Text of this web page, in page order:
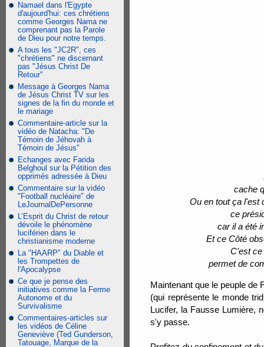
Namael dans l'Egypte
d'aujourd'hui: ces chrétiens
comme Georges Nama ne
comprenant pas la Parole
de Dieu pour notre temps.
A tous les "JC2R", ces
"chrétiens" ne discernant
pas "Jésus Christ De
Retour"
Message à Georges Nama
de Jésus Christ TV sur les
signes de la fin du monde et
le mariage
Commentaire-article sur la
vidéo de Natacha: "De
Témoin de Jéhovah à
Témoin de Jésus"
Echanges avec Farida
Belghoul sur la Pétition des
opprimés adressée à Dieu
Commentaire sur la vidéo
"Football nucléaire" de
LeJournalDePersonne
L’Esprit du Christ de retour
dévoile le phénomène
luciférien dans le
christianisme moderne
La "HAARP" du Diable et
les Trompettes de
l'Apocalypse
Ce que je pense des
initiatives comme la Ferme
Autonome et du
Survivalisme
Commentaires-articles sur
les vidéos de Céline
Geneviève (Ted Gunderson,
Tatouage, Marque de la
cache
Ou en tout ça l'est
ce
car il a été
Et ce Côté
C'est ce
permet de
Maintenant que le peuple de
(qui représente le monde
Lucifer, la Fausse Lumière,
s'y passe.